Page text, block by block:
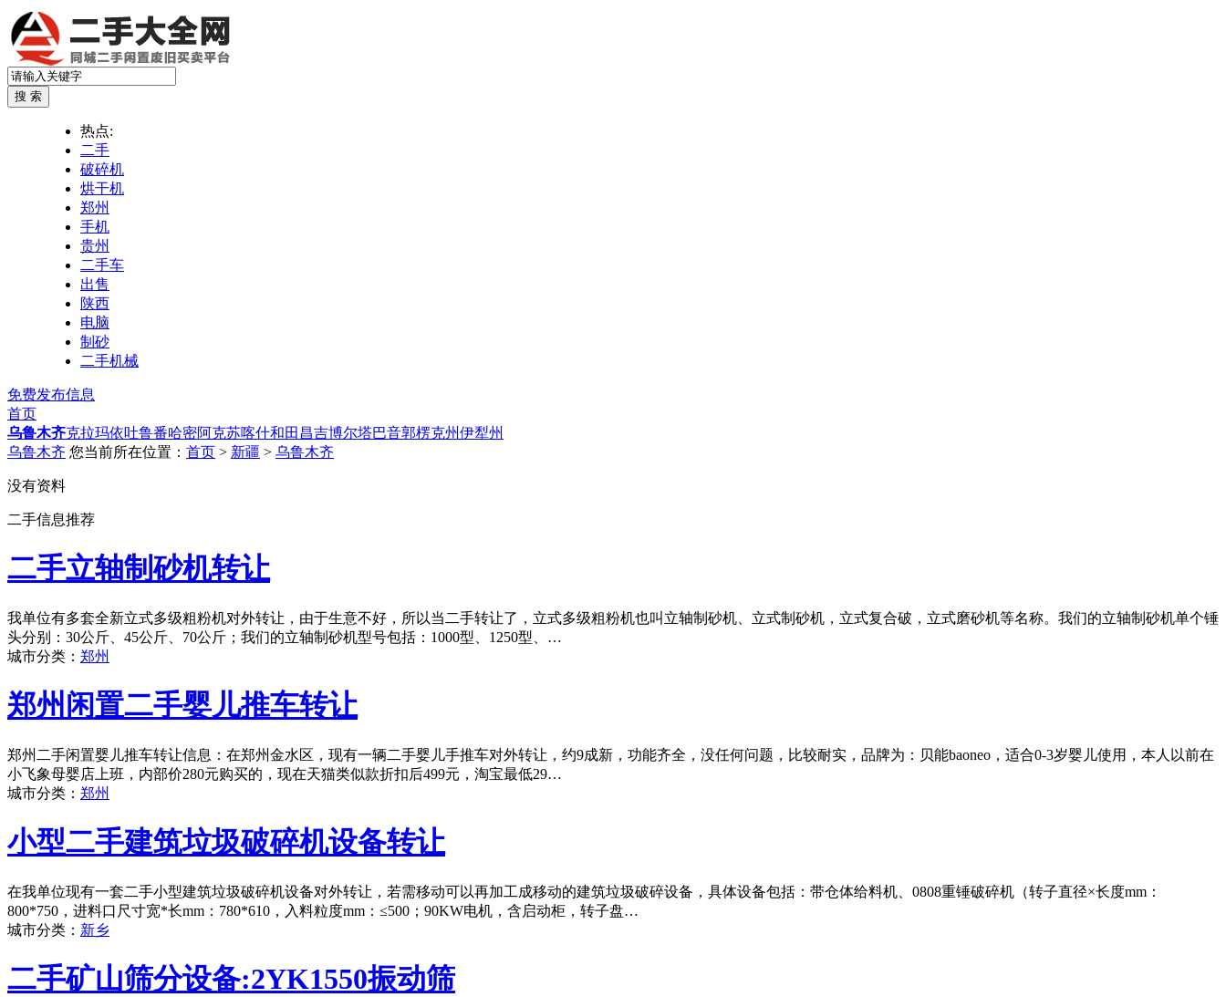
热点:
二手
破碎机
烘干机
郑州
手机
贵州
二手车
出售
陕西
电脑
制砂
二手机械
免费发布信息
首页
乌鲁木齐克拉玛依吐鲁番哈密阿克苏喀什和田 昌吉博尔塔巴音郭楞克州伊犁州
乌鲁木齐 您当前所在位置： 首页 > 新疆 > 乌鲁木齐
没有资料
二手信息推荐
二手立轴制砂机转让
我单位有多套全新立式多级粗粉机对外转让，由于生意不好，所以当二手转让了，立式多级粗粉机也叫立轴制砂机、立式制砂机，立式复合破，立式磨砂机等名称。我们的立轴制砂机单个锤
头分别：30公斤、45公斤、70公斤；我们的立轴制砂机型号包括：1000型、1250型、…
城市分类： 郑州
郑州闲置二手婴儿推车转让
郑州二手闲置婴儿推车转让信息：在郑州金水区，现有一辆二手婴儿手推车对外转让，约9成新，功能齐全，没任何问题，比较耐实，品牌为：贝能baoneo，适合0-3岁婴儿使用，本人以前在
小飞象母婴店上班，内部价280元购买的，现在天猫类似款折扣后499元，淘宝最低29…
城市分类： 郑州
小型二手建筑垃圾破碎机设备转让
在我单位现有一套二手小型建筑垃圾破碎机设备对外转让，若需移动可以再加工成移动的建筑垃圾破碎设备，具体设备包括：带仓体给料机、0808重锤破碎机（转子直径×长度mm：
800*750，进料口尺寸宽*长mm：780*610，入料粒度mm：≤500；90KW电机，含启动柜，转子盘…
城市分类： 新乡
二手矿山筛分设备:2YK1550振动筛